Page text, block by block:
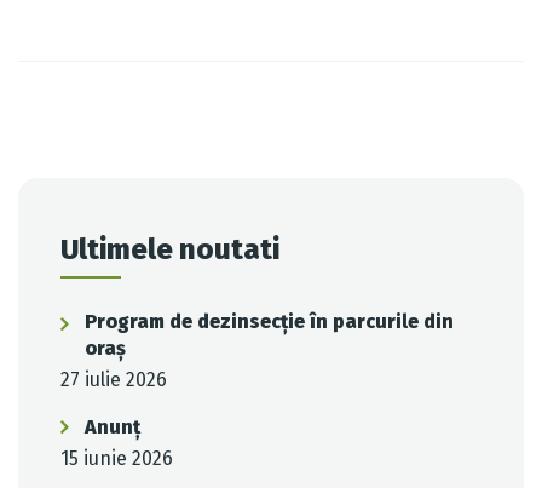
Ultimele noutati
Program de dezinsecție în parcurile din
oraș
27 iulie 2026
Anunț
15 iunie 2026